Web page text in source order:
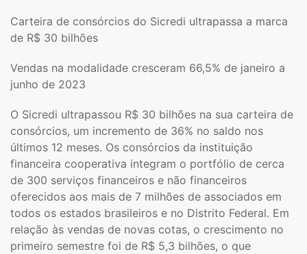
Carteira de consórcios do Sicredi ultrapassa a marca
de R$ 30 bilhões
Vendas na modalidade cresceram 66,5% de janeiro a
junho de 2023
O Sicredi ultrapassou R$ 30 bilhões na sua carteira de
consórcios, um incremento de 36% no saldo nos
últimos 12 meses. Os consórcios da instituição
financeira cooperativa integram o portfólio de cerca
de 300 serviços financeiros e não financeiros
oferecidos aos mais de 7 milhões de associados em
todos os estados brasileiros e no Distrito Federal. Em
relação às vendas de novas cotas, o crescimento no
primeiro semestre foi de R$ 5,3 bilhões, o que